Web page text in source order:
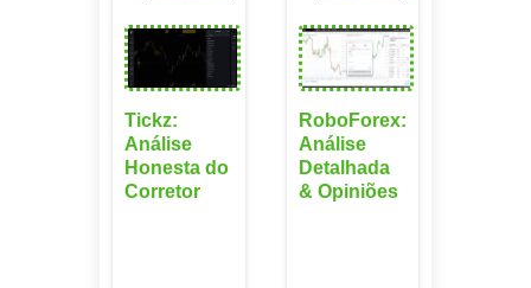
Tickz:
Análise
Honesta do
Corretor
RoboForex:
Análise
Detalhada
& Opiniões